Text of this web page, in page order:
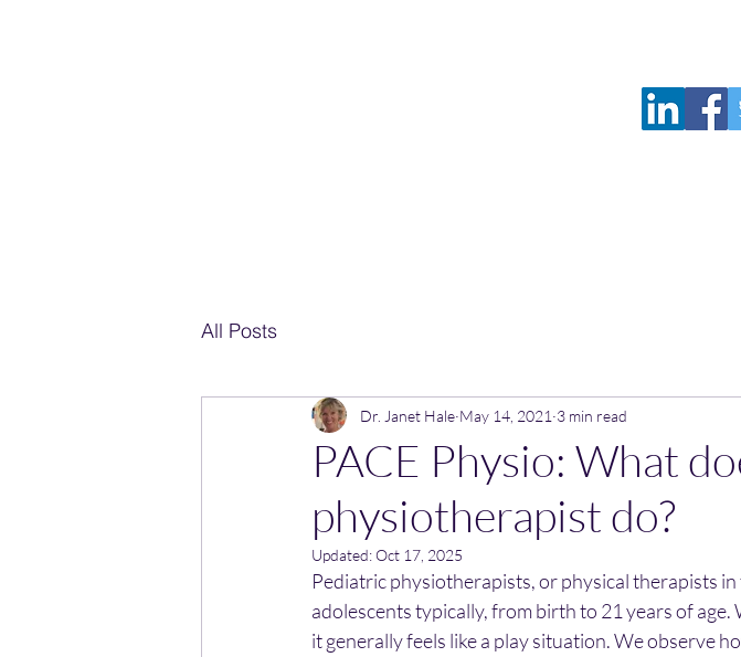
All Posts
PACE Physio: What
physiotherapist do?
Dr. Janet Hale May 14, 2021 3 min read
Updated:Oct 17, 2025
Pediatric physiotherapists, or physical therapists
adolescents typically, from birth to 21 years of
it generally feels like a play situation. We observe